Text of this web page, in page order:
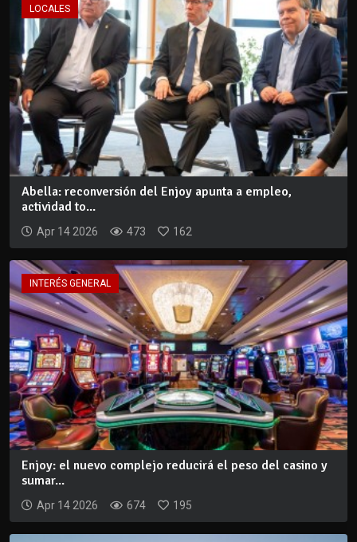
LOCALES
Abella: reconversión del Enjoy apunta a empleo,
actividad to...
Apr 14 2026 473 162
INTERÉS GENERAL
Enjoy: el nuevo complejo reducirá el peso del casino y
sumar...
Apr 14 2026 674 195